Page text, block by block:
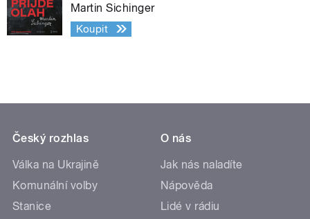
Martin Sichinger
Koupit
Český rozhlas
Válka na Ukrajině
Komunální volby
Stanice
O nás
Jak nás naladíte
Nápověda
Lidé v rádiu